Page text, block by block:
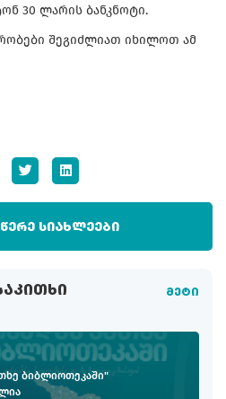
სიახლეები
მეტი
ბიბლიოთეკაში"
30 ლარის ბანკნოტი.
შეგიძლიათ იხილოთ ამ